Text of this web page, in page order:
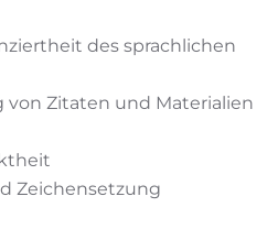
des sprachlichen
von Zitaten und Materialien
Zeichensetzung